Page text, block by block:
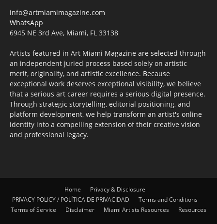
info@artmiamimagazine.com
WhatsApp
6945 NE 3rd Ave, Miami, FL 33138
Artists featured in Art Miami Magazine are selected through
an independent juried process based solely on artistic
merit, originality, and artistic excellence. Because
exceptional work deserves exceptional visibility, we believe
that a serious art career requires a serious digital presence.
Through strategic storytelling, editorial positioning, and
platform development, we help transform an artist's online
identity into a compelling extension of their creative vision
and professional legacy.
Home
Privacy & Disclosure
PRIVACY POLICY / POLÍTICA DE PRIVACIDAD
Terms and Conditions
Terms of Service
Disclaimer Miami Artists Resources Resources